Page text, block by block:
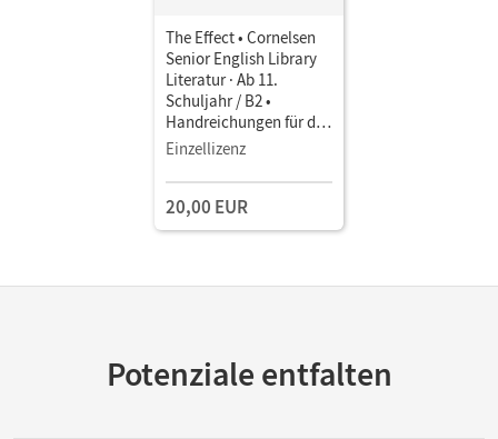
The Effect • Cornelsen
Senior English Library
Literatur · Ab 11.
Schuljahr / B2 •
Handreichungen für den
Unterricht mit
Download
Einzellizenz
20,00 EUR
Potenziale entfalten